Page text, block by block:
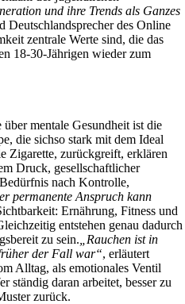
und ihre Trends als Ganzes
des Online
zentrale Werte sind, die das
18-30-Jährigen wieder zum
mentale Gesundheit ist die
die sichso stark mit dem Ideal
Zigarette, zurückgreift, erklären
Druck, gesellschaftlicher
nach Kontrolle,
permanente Anspruch kann
Ernährung, Fitness und
entstehen genau dadurch
zu sein. „Rauchen ist in
der Fall war“, erläutert
Alltag, als emotionales Ventil
ständig daran arbeitet, besser zu
zurück.